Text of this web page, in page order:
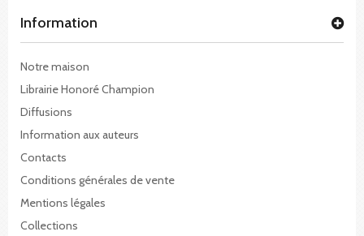
Information
Notre maison
Librairie Honoré Champion
Diffusions
Information aux auteurs
Contacts
Conditions générales de vente
Mentions légales
Collections